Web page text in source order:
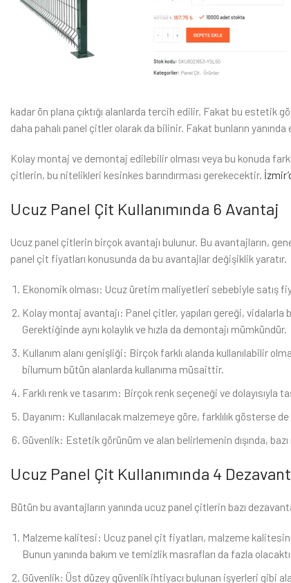
kadar ön plana çıktığı alanlarda tercih edilir. Fakat bu estetik
daha pahalı panel çitler olarak da bilinir. Fakat bunların
Kolay montaj ve demontaj edilebilir olması veya bu konuda
çitlerin, bu nitelikleri kesinkes barındırması gerekecektir.
Ucuz Panel Çit Kullanımında 6 Avantaj
Ucuz panel çitlerin birçok avantajı bulunur. Bu avantajların,
panel çit fiyatları konusunda da bu avantajlar değişiklik yaratır.
Ekonomik olması: Ucuz üretim maliyetleri sebebiyle satış
Kolay montaj avantajı: Panel çitler, yapıları gereği,
Gerektiğinde aynı kolaylık ve hızla da demontajı mümkündür.
Kullanım alanı genişliği: Birçok farklı alanda kullanılabilir
bilumum bütün alanlarda kullanıma müsaittir.
Farklı renk ve tasarım: Birçok renk seçeneği ve
Dayanım: Kullanılacak malzemeye göre, farklılık gösterse
Güvenlik: Estetik görünüm ve alan belirlemenin dışında,
Ucuz Panel Çit Kullanımında 4
Bütün bu avantajların yanında ucuz panel çitlerin bazı
Malzeme kalitesi: Ucuz panel çit fiyatları, malzeme
Bunun yanında bakım ve temizlik masrafları da fazla
Güvenlik: Üst düzey güvenlik ihtiyacı bulunan işyerleri gibi